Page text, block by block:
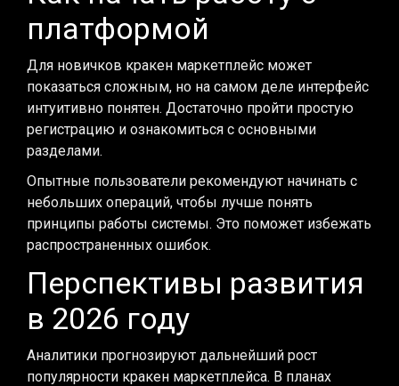
платформой
Для новичков кракен маркетплейс может
показаться сложным, но на самом деле интерфейс
интуитивно понятен. Достаточно пройти простую
регистрацию и ознакомиться с основными
разделами.
Опытные пользователи рекомендуют начинать с
небольших операций, чтобы лучше понять
принципы работы системы. Это поможет избежать
распространенных ошибок.
Перспективы развития
в 2026 году
Аналитики прогнозируют дальнейший рост
популярности кракен маркетплейса. В планах